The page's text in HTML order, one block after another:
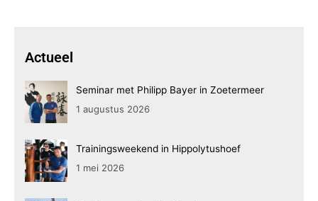
Actueel
Seminar met Philipp Bayer in Zoetermeer
1 augustus 2026
Trainingsweekend in Hippolytushoef
1 mei 2026